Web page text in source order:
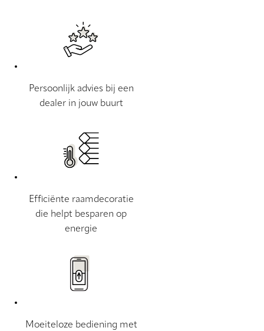
Persoonlijk advies bij een
dealer in jouw buurt
Efficiënte raamdecoratie
die helpt besparen op
energie
Moeiteloze bediening met